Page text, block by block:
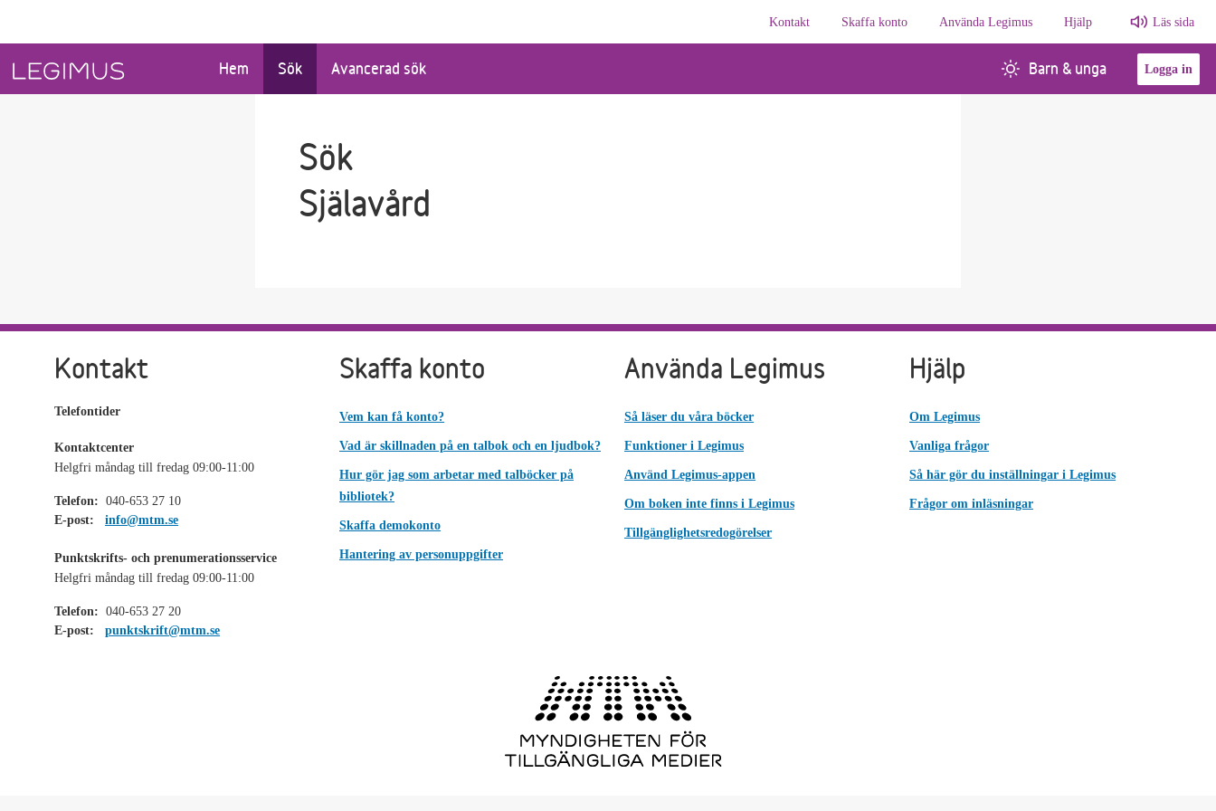
Kontakt
Skaffa konto Använda Legimus Hjälp Läs sida
Hem Sök Avancerad sök Barn & unga Logga in
Sök
Själavård
Kontakt
Telefontider
Kontaktcenter
Helgfri måndag till fredag 09:00-11:00
Telefon: 040-653 27 10
E-post:
info@mtm.se
Punktskrifts- och prenumerationsservice
Helgfri måndag till fredag 09:00-11:00
Telefon: 040-653 27 20
E-post:
punktskrift@mtm.se
Skaffa konto
Vem kan få konto?
Vad är skillnaden på en talbok och en ljudbok?
Hur gör jag som arbetar med talböcker på
bibliotek?
Skaffa demokonto
Hantering av personuppgifter
Använda Legimus
Så läser du våra böcker
Funktioner i Legimus
Använd Legimus-appen
Om boken inte finns i Legimus
Tillgänglighetsredogörelser
Hjälp
Om Legimus
Vanliga frågor
Så här gör du inställningar i Legimus
Frågor om inläsningar